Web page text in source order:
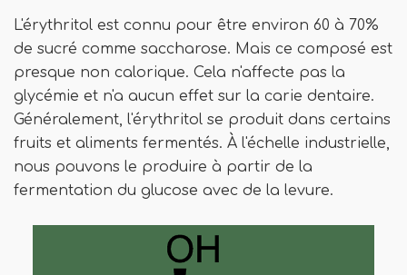
L'érythritol est connu pour être environ 60 à 70%
de sucré comme saccharose. Mais ce composé est
presque non calorique. Cela n'affecte pas la
glycémie et n'a aucun effet sur la carie dentaire.
Généralement, l'érythritol se produit dans certains
fruits et aliments fermentés. À l'échelle industrielle,
nous pouvons le produire à partir de la
fermentation du glucose avec de la levure.